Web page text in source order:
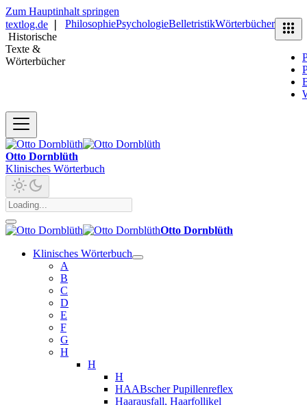
Zum Hauptinhalt springen
textlog.de
Historische
Texte &
Wörterbücher
PhilosophiePsychologieBelletristikWörterbücher
Otto Dornblüth
Klinisches Wörterbuch
Otto Dornblüth
Klinisches Wörterbuch
A
B
C
D
E
F
G
H
H
H
HAABscher Pupillenreflex
Haarausfall, Haarfollikel